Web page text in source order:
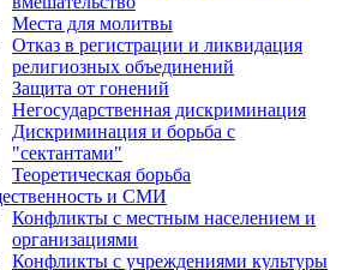
Места для молитвы
Отказ в регистрации и ликвидация
религиозных объединений
Защита от гонений
Негосударственная дискриминация
Дискриминация и борьба с
"сектантами"
Теоретическая борьба
и СМИ
Конфликты с местным населением и
организациями
Конфликты с учреждениями культуры